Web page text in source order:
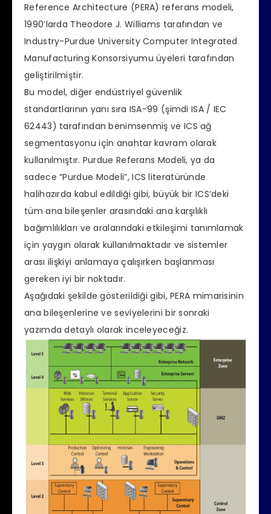
Reference Architecture (PERA) referans modeli,
1990’larda Theodore J. Williams tarafından ve
Industry-Purdue University Computer Integrated
Manufacturing Konsorsiyumu üyeleri tarafından
geliştirilmiştir.
Bu model, diğer endüstriyel güvenlik
standartlarının yanı sıra ISA-99 (şimdi ISA / IEC
62443) tarafından benimsenmiş ve ICS ağ
segmentasyonu için anahtar kavram olarak
kullanılmıştır. Purdue Referans Modeli, ya da
sadece “Purdue Modeli”, ICS literatüründe
halihazırda kabul edildiği gibi, büyük bir ICS’deki
tüm ana bileşenler arasındaki ana karşılıklı
bağımlılıkları ve aralarındaki etkileşimi tanımlamak
için yaygın olarak kullanılmaktadır ve sistemler
arası ilişkiyi anlamaya çalışırken başlanması
gereken iyi bir noktadır.
Aşağıdaki şekilde gösterildiği gibi, PERA mimarisinin
ana bileşenlerine ve seviyelerini bir sonraki
yazımda detaylı olarak inceleyeceğiz.